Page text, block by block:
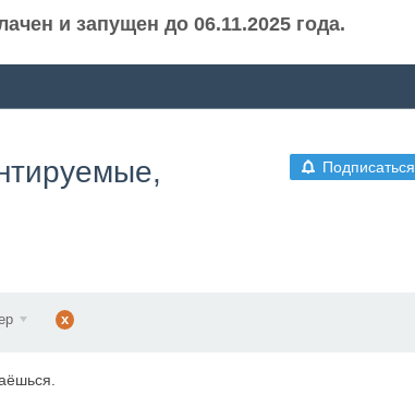
и запущен до 06.11.2025 года.
Подписаться
x